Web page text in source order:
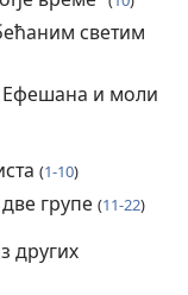
светим
Ефешана и моли
(1-10)
групе (11-22)
других